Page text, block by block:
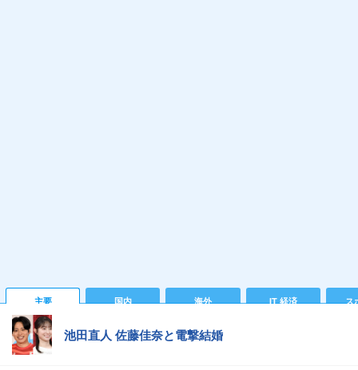
主要 国内 海外 IT 経済 ス
池田直人 佐藤佳奈と電撃結婚